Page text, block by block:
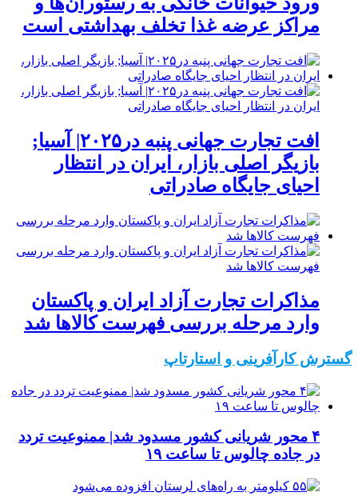
مراکز عرضه غذا تخلف بهداشتی است
افت تجارت جهانی پنبه در۲۰۲۵| آسیا;
بازیگر اصلی بازار، ایران در انتظار
احیای جایگاه صادراتی
مذاکرات تجارت آزاد ایران و پاکستان
وارد مرحله بررسی فهرست کالاها شد
گسترش کارآفرینی و استارتاپ
۴ محور شریانی کشور مسدود شد| ممنوعیت تردد
در جاده چالوس تا ساعت ۱۹